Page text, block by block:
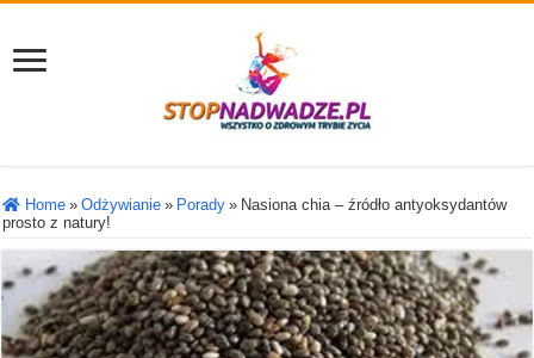
Home » Odżywianie » Porady » Nasiona chia – źródło antyoksydantów
prosto z natury!